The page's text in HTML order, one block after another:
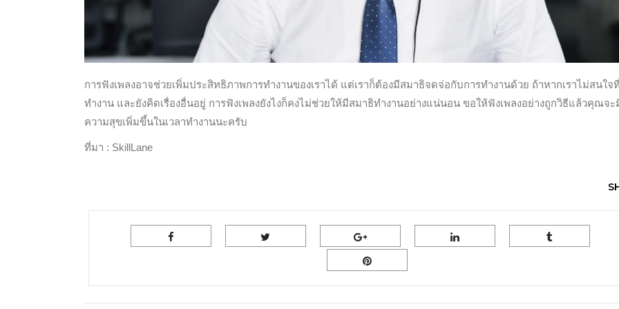
การฟังเพลงอาจช่วยเพิ่มประสิทธิภาพการทำงานของเราได้ แต่เราก็ต้องมีสมาธิจดจ่อกับการทำงานด้วย ถ้าหากเราไม่สนใจ
ทำงาน และยังคิดเรื่องอื่นอยู่ การฟังเพลงยังไงก็คงไม่ช่วยให้มีสมาธิทำงานอย่างแน่นอน ขอให้ฟังเพลงอย่างถูกวิธีแล้วคุณจะ
ความสุขเพิ่มขึ้นในเวลาทำงานนะครับ
ที่มา : SkillLane